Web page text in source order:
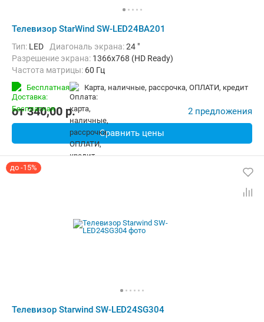
Телевизор StarWind SW-LED24BA201
Тип: LED Диагональ экрана:24 "
Разрешение экрана: 1366x768 (HD Ready)
Частота матрицы: 60 Гц
Бесплатная карта, наличные, рассрочка, ОПЛАТИ, кредит
от340,00 p. 2 предложения
Сравнить цены
до -15%
Телевизор Starwind SW-LED24SG304